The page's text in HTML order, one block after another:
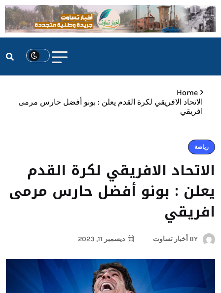
Home
الاتحاد الافريقي لكرة القدم يعلن : بونو أفضل حارس مرمى
افريقي
رياضة
الاتحاد الافريقي لكرة القدم
يعلن : بونو أفضل حارس مرمى
افريقي
BY أخبار تساوت ديسمبر 11, 2023